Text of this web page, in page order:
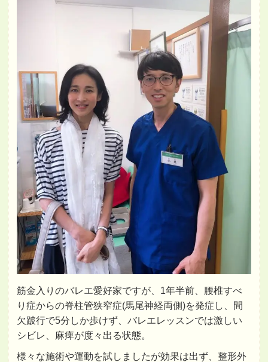
筋金入りのバレエ愛好家ですが、1年半前、腰椎すべ
り症からの脊柱管狭窄症(馬尾神経両側)を発症し、間
欠跛行で5分しか歩けず、バレエレッスンでは激しい
シビレ、麻痺が度々出る状態。
様々な施術や運動を試しましたが効果は出ず、整形外